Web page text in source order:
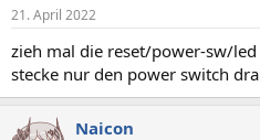
21. April 2022
zieh mal die reset/power-sw/
stecke nur den power switch
Naicon